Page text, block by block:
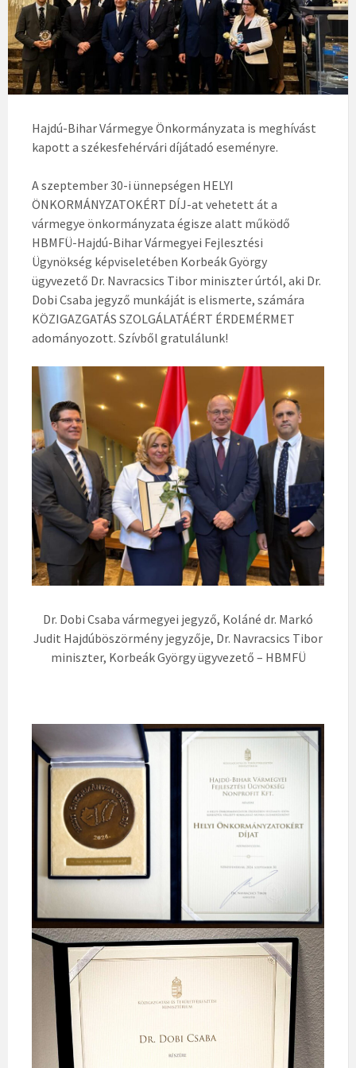
Hajdú-Bihar Vármegye Önkormányzata is meghívást
kapott a székesfehérvári díjátadó eseményre.
A szeptember 30-i ünnepségen HELYI
ÖNKORMÁNYZATOKÉRT DÍJ-at vehetett át a
vármegye önkormányzata égisze alatt működő
HBMFÜ-Hajdú-Bihar Vármegyei Fejlesztési
Ügynökség képviseletében Korbeák György
ügyvezető Dr. Navracsics Tibor miniszter úrtól, aki Dr.
Dobi Csaba jegyző munkáját is elismerte, számára
KÖZIGAZGATÁS SZOLGÁLATÁÉRT ÉRDEMÉRMET
adományozott. Szívből gratulálunk!
Dr. Dobi Csaba vármegyei jegyző, Koláné dr. Markó
Judit Hajdúböszörmény jegyzője, Dr. Navracsics Tibor
miniszter, Korbeák György ügyvezető – HBMFÜ